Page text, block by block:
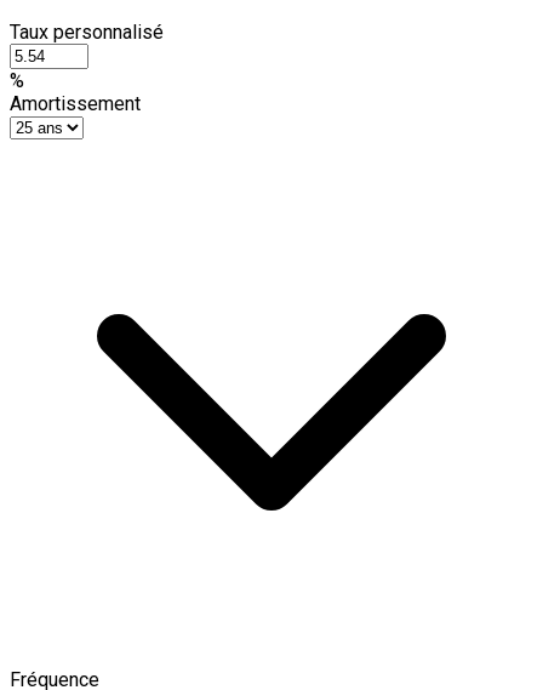
Taux personnalisé
%
Amortissement
Fréquence